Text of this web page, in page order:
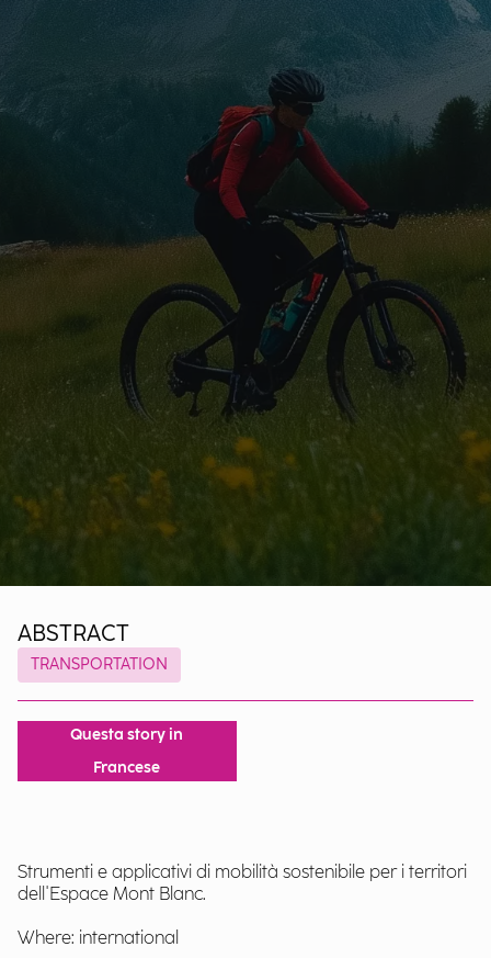
ABSTRACT
TRANSPORTATION
Questa story in
Francese
Strumenti e applicativi di mobilità sostenibile per i territori
dell'Espace Mont Blanc.
Where: international